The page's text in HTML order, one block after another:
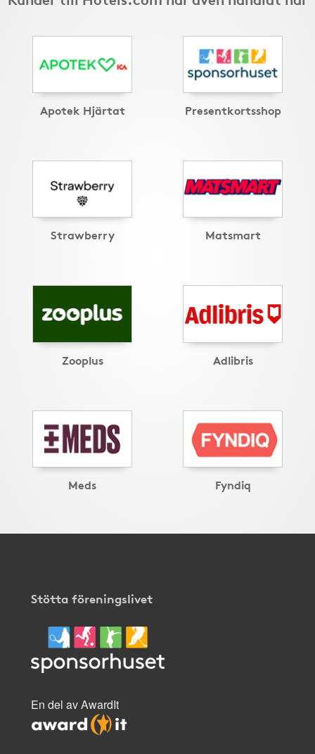
Apotek Hjärtat Presentkortsshop
Strawberry Matsmart
Zooplus Adlibris
Meds Fyndiq
Stötta föreningslivet
En del av AwardIt